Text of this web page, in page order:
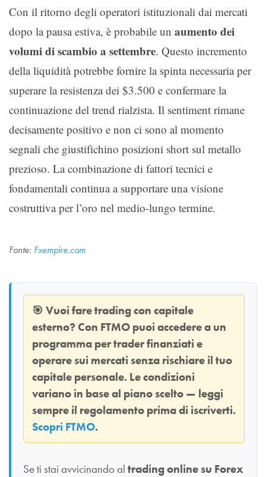
Con il ritorno degli operatori istituzionali dai mercati
dopo la pausa estiva, è probabile un aumento dei
volumi di scambio a settembre. Questo incremento
della liquidità potrebbe fornire la spinta necessaria per
superare la resistenza dei $3.500 e confermare la
continuazione del trend rialzista. Il sentiment rimane
decisamente positivo e non ci sono al momento
segnali che giustifichino posizioni short sul metallo
prezioso. La combinazione di fattori tecnici e
fondamentali continua a supportare una visione
costruttiva per l’oro nel medio-lungo termine.
Fonte: Fxempire.com
🎯 Vuoi fare trading con capitale
esterno? Con FTMO puoi accedere a un
programma per trader finanziati e
operare sui mercati senza rischiare il tuo
capitale personale. Le condizioni
variano in base al piano scelto — leggi
sempre il regolamento prima di iscriverti.
Scopri FTMO.
Se ti stai avvicinando al trading online su Forex